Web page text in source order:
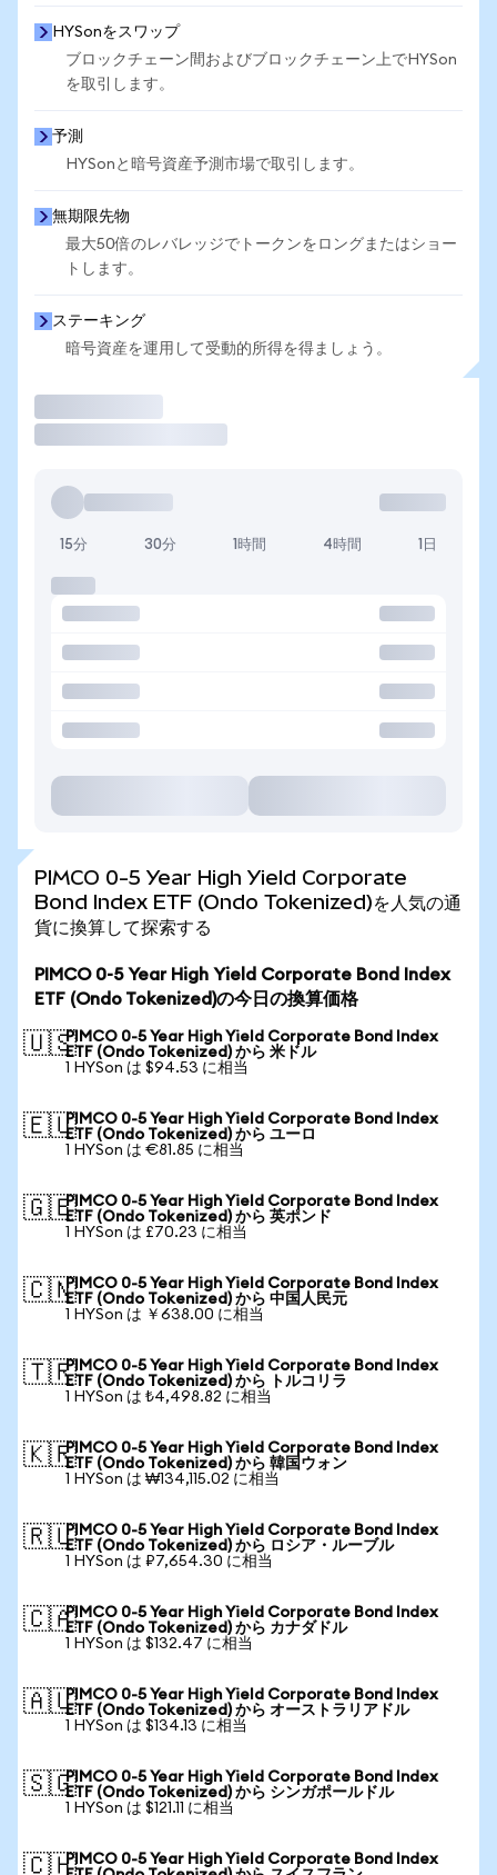
HYSonをスワップ
ブロックチェーン間およびブロックチェーン上でHYSon
を取引します。
予測
HYSonと暗号資産予測市場で取引します。
無期限先物
最大50倍のレバレッジでトークンをロングまたはショー
トします。
ステーキング
暗号資産を運用して受動的所得を得ましょう。
15分 30分 1時間 4時間 1日
PIMCO 0-5 Year High Yield Corporate
Bond Index ETF (Ondo Tokenized)を人気の通
貨に換算して探索する
PIMCO 0-5 Year High Yield Corporate Bond Index
ETF (Ondo Tokenized)の今日の換算価格
🇺🇸PIMCO 0-5 Year High Yield Corporate Bond Index
ETF (Ondo Tokenized) から 米ドル
1 HYSon は $94.53 に相当
🇪🇺PIMCO 0-5 Year High Yield Corporate Bond Index
ETF (Ondo Tokenized) から ユーロ
1 HYSon は €81.85 に相当
🇬🇧PIMCO 0-5 Year High Yield Corporate Bond Index
ETF (Ondo Tokenized) から 英ポンド
1 HYSon は £70.23 に相当
🇨🇳PIMCO 0-5 Year High Yield Corporate Bond Index
ETF (Ondo Tokenized) から 中国人民元
1 HYSon は ￥638.00 に相当
🇹🇷PIMCO 0-5 Year High Yield Corporate Bond Index
ETF (Ondo Tokenized) から トルコリラ
1 HYSon は ₺4,498.82 に相当
🇰🇷PIMCO 0-5 Year High Yield Corporate Bond Index
ETF (Ondo Tokenized) から 韓国ウォン
1 HYSon は ₩134,115.02 に相当
🇷🇺PIMCO 0-5 Year High Yield Corporate Bond Index
ETF (Ondo Tokenized) から ロシア・ルーブル
1 HYSon は ₽7,654.30 に相当
🇨🇦PIMCO 0-5 Year High Yield Corporate Bond Index
ETF (Ondo Tokenized) から カナダドル
1 HYSon は $132.47 に相当
🇦🇺PIMCO 0-5 Year High Yield Corporate Bond Index
ETF (Ondo Tokenized) から オーストラリアドル
1 HYSon は $134.13 に相当
🇸🇬PIMCO 0-5 Year High Yield Corporate Bond Index
ETF (Ondo Tokenized) から シンガポールドル
1 HYSon は $121.11 に相当
🇨🇭PIMCO 0-5 Year High Yield Corporate Bond Index